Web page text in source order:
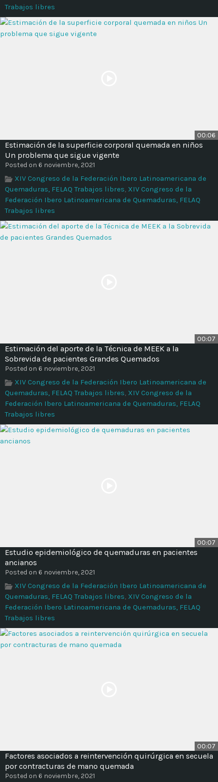
Trabajos libres
00:06
Estimación de la superficie corporal quemada en niños
Un problema que sigue vigente
Posted on 6 noviembre, 2021
XIV Congreso de la Federación Ibero Latinoamericana de
Quemaduras, FELAQ Trabajos libres, XIV Congreso de la
Federación Ibero Latinoamericana de Quemaduras, FELAQ
Trabajos libres
00:07
Estimación del aporte de la Técnica de MEEK a la
Sobrevida de pacientes Grandes Quemados
Posted on 6 noviembre, 2021
XIV Congreso de la Federación Ibero Latinoamericana de
Quemaduras, FELAQ Trabajos libres, XIV Congreso de la
Federación Ibero Latinoamericana de Quemaduras, FELAQ
Trabajos libres
00:07
Estudio epidemiológico de quemaduras en pacientes
ancianos
Posted on 6 noviembre, 2021
XIV Congreso de la Federación Ibero Latinoamericana de
Quemaduras, FELAQ Trabajos libres, XIV Congreso de la
Federación Ibero Latinoamericana de Quemaduras, FELAQ
Trabajos libres
00:07
Factores asociados a reintervención quirúrgica en secuela
por contracturas de mano quemada
Posted on 6 noviembre, 2021